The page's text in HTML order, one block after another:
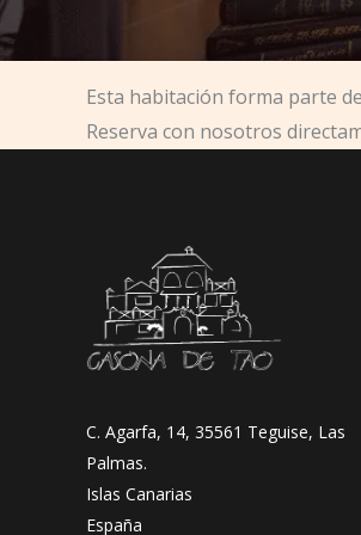
Esta habitación forma parte de
Reserva con nosotros
C. Agarfa, 14, 35561 Teguise, Las
Palmas.
Islas Canarias
España